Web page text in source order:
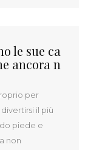
le sue ca
ancora n
per
il più
piede e
non